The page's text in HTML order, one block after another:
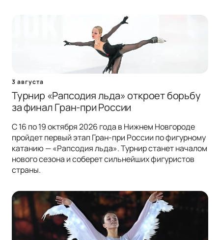
3 августа
Турнир «Рапсодия льда» откроет борьбу
за финал Гран-при России
С 16 по 19 октября 2026 года в Нижнем Новгороде
пройдет первый этап Гран-при России по фигурному
катанию — «Рапсодия льда». Турнир станет началом
нового сезона и соберет сильнейших фигуристов
страны.